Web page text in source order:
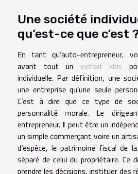
Une société
qu’est-ce que c’est
En tant qu’auto-entrepreneur,
avant tout un extrait kbis
individuelle. Par définition, une
une entreprise qu’une seule
C’est à dire que ce type de
personnalité morale. Le
entrepreneur. Il peut être un
un simple commerçant voire un
d’espèce, le patrimoine fiscal de
séparé de celui du propriétaire. Ce
prendre les décisions, instituer des